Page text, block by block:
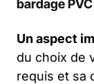
bardage PVC
Un aspect
du choix de
requis et sa